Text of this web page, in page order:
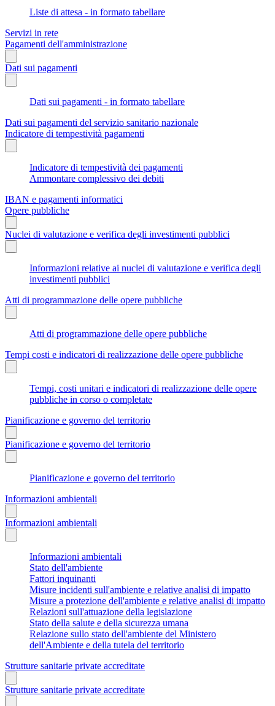
Liste di attesa - in formato tabellare
Servizi in rete
Pagamenti dell'amministrazione
Dati sui pagamenti
Dati sui pagamenti - in formato tabellare
Dati sui pagamenti del servizio sanitario nazionale
Indicatore di tempestività pagamenti
Indicatore di tempestività dei pagamenti
Ammontare complessivo dei debiti
IBAN e pagamenti informatici
Opere pubbliche
Nuclei di valutazione e verifica degli investimenti pubblici
Informazioni relative ai nuclei di valutazione e verifica degli
investimenti pubblici
Atti di programmazione delle opere pubbliche
Atti di programmazione delle opere pubbliche
Tempi costi e indicatori di realizzazione delle opere pubbliche
Tempi, costi unitari e indicatori di realizzazione delle opere
pubbliche in corso o completate
Pianificazione e governo del territorio
Pianificazione e governo del territorio
Pianificazione e governo del territorio
Informazioni ambientali
Informazioni ambientali
Informazioni ambientali
Stato dell'ambiente
Fattori inquinanti
Misure incidenti sull'ambiente e relative analisi di impatto
Misure a protezione dell'ambiente e relative analisi di impatto
Relazioni sull'attuazione della legislazione
Stato della salute e della sicurezza umana
Relazione sullo stato dell'ambiente del Ministero
dell'Ambiente e della tutela del territorio
Strutture sanitarie private accreditate
Strutture sanitarie private accreditate